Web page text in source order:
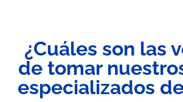
¿Cuáles son las
de tomar
especializados